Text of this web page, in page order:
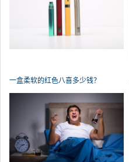
一盒柔软的红色八喜多少钱？